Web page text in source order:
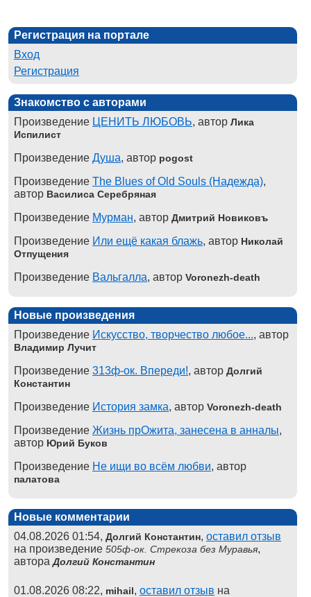
Регистрация на портале
Вход
Регистрация
Знакомство с авторами
Произведение ЦЕНИТЬ ЛЮБОВЬ, автор Лика
Испилист
Произведение Душа, автор pogost
Произведение The Blues of Old Souls (Надежда),
автор Василиса Серебряная
Произведение Мурман, автор Дмитрий Новиковъ
Произведение Или ещё какая блажь, автор Николай
Отпущения
Произведение Вальгалла, автор Voronezh-death
Новые произведения
Произведение Искусство, творчество любое..., автор
Владимир Лучит
Произведение 313ф-ок. Впереди!, автор Долгий
Константин
Произведение История замка, автор Voronezh-death
Произведение Жизнь прОжита, занесена в анналы,
автор Юрий Буков
Произведение Не ищи во всём любви, автор
палатова
Новые комментарии
04.08.2026 01:54, Долгий Константин, оставил отзыв
на произведение 505ф-ок. Стрекоза без Муравья,
автораДолгий Константин
01.08.2026 08:22, mihail, оставил отзыв на